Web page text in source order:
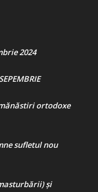
2024
ortodoxe
sufletul nou
şi